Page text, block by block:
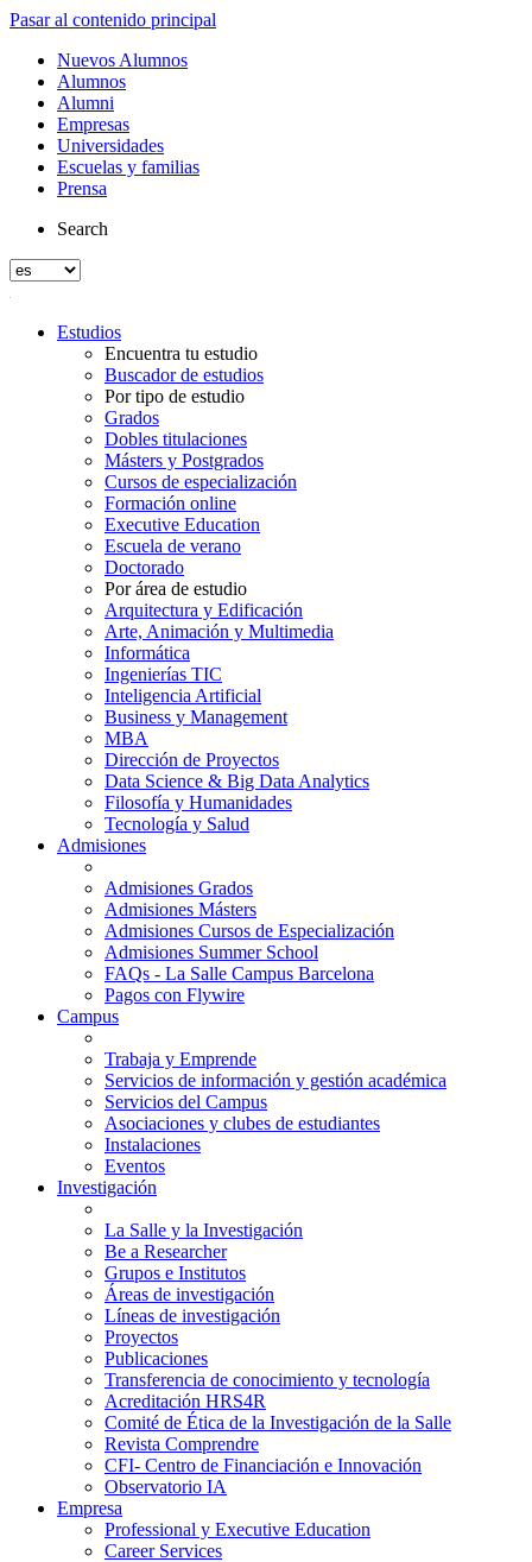
Pasar al contenido principal
Nuevos Alumnos
Alumnos
Alumni
Empresas
Universidades
Escuelas y familias
Prensa
Search
Estudios
Encuentra tu estudio
Buscador de estudios
Por tipo de estudio
Grados
Dobles titulaciones
Másters y Postgrados
Cursos de especialización
Formación online
Executive Education
Escuela de verano
Doctorado
Por área de estudio
Arquitectura y Edificación
Arte, Animación y Multimedia
Informática
Ingenierías TIC
Inteligencia Artificial
Business y Management
MBA
Dirección de Proyectos
Data Science & Big Data Analytics
Filosofía y Humanidades
Tecnología y Salud
Admisiones
Admisiones Grados
Admisiones Másters
Admisiones Cursos de Especialización
Admisiones Summer School
FAQs - La Salle Campus Barcelona
Pagos con Flywire
Campus
Trabaja y Emprende
Servicios de información y gestión académica
Servicios del Campus
Asociaciones y clubes de estudiantes
Instalaciones
Eventos
Investigación
La Salle y la Investigación
Be a Researcher
Grupos e Institutos
Áreas de investigación
Líneas de investigación
Proyectos
Publicaciones
Transferencia de conocimiento y tecnología
Acreditación HRS4R
Comité de Ética de la Investigación de la Salle
Revista Comprendre
CFI- Centro de Financiación e Innovación
Observatorio IA
Empresa
Professional y Executive Education
Career Services